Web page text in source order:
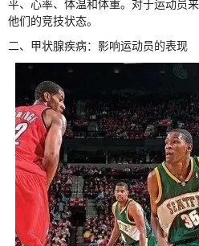
平、心率、体温和体重。对于运动员
他们的竞技状态。
二、甲状腺疾病：影响运动员的表现